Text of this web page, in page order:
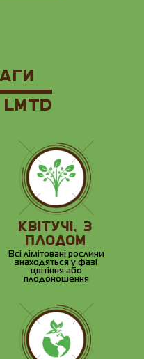
КВІТУЧІ, З
ПЛОДОМ
Всі лімітовані рослини
знаходяться у фазі
цвітіння або
плодоношення